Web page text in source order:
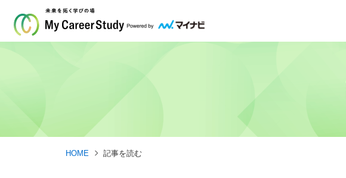
HOME 記事を読む